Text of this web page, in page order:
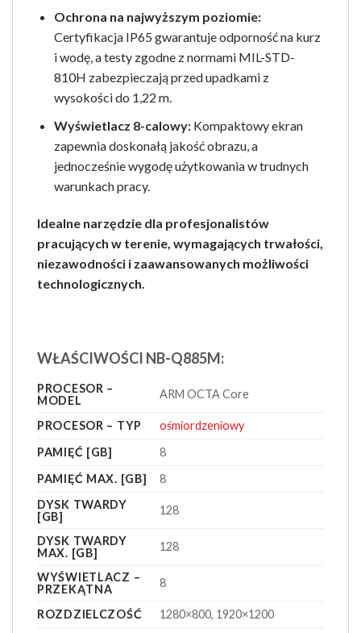
Ochrona na najwyższym poziomie:
Certyfikacja IP65 gwarantuje odporność na kurz
i wodę, a testy zgodne z normami MIL-STD-
810H zabezpieczają przed upadkami z
wysokości do 1,22 m.
Wyświetlacz 8-calowy:Kompaktowy ekran
zapewnia doskonałą jakość obrazu, a
jednocześnie wygodę użytkowania w trudnych
warunkach pracy.
Idealne narzędzie dla profesjonalistów
pracujących w terenie, wymagających trwałości,
niezawodności i zaawansowanych możliwości
technologicznych.
WŁAŚCIWOŚCI NB-Q885M:
PROCESOR –
MODEL
ARM OCTA Core
PROCESOR – TYP
ośmiordzeniowy
PAMIĘĆ [GB]
8
PAMIĘĆ MAX. [GB]
8
DYSK TWARDY
[GB]
128
DYSK TWARDY
MAX. [GB]
128
WYŚWIETLACZ –
PRZEKĄTNA
8
ROZDZIELCZOŚĆ 1280×800, 1920×1200